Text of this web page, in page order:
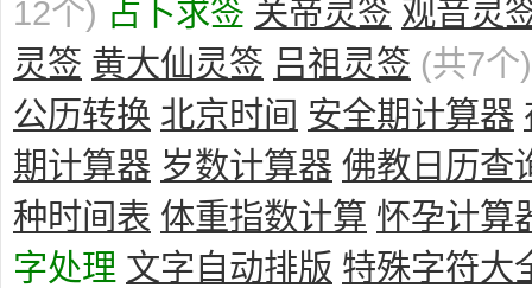
12个) 占卜求签 关帝灵签 观音灵
灵签 黄大仙灵签 吕祖灵签 (共7个)
公历转换 北京时间 安全期计算器
期计算器 岁数计算器 佛教日历查
种时间表 体重指数计算 怀孕计算
字处理 文字自动排版 特殊字符大